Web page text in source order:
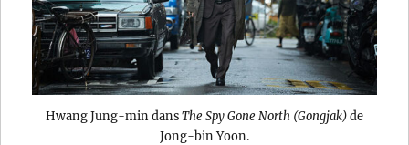
Hwang Jung-min dansThe Spy Gone North (Gongjak)de
Jong-bin Yoon.